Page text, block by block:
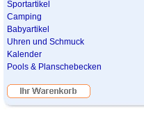
Sportartikel
Camping
Babyartikel
Uhren und Schmuck
Kalender
Pools & Planschebecken